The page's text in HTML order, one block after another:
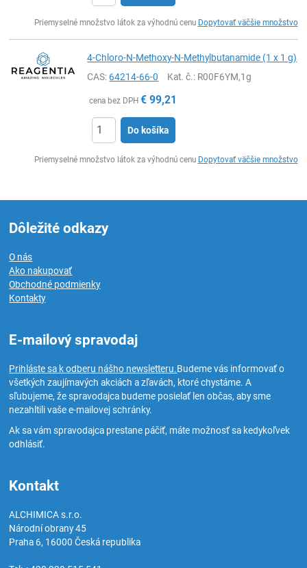
Priemyselné množstvo látok za výhodnú cenu Dopytovať väčšie množstvo
4-Chloro-N-Methoxy-N-Methylbutanamide (1 x 1 g)
CAS:64214-66-0 Kat. č.: R00F6YM,1g
cena bez DPH € 99,21
Do košíka
Priemyselné množstvo látok za výhodnú cenu Dopytovať väčšie množstvo
Dôležité odkazy
O nás
Ako nakupovať
Obchodné podmienky
Kontakty
E-mailový spravodaj
Prihláste sa k odberu nášho newsletteru.Budeme vás informovať o
všetkých zaujímavých akciách a zľavách, ktoré chystáme. A
sľubujeme, že spravodajca budeme posielať len občas, aby sme
nezahltili vaše e-mailovej schránky.
Ak sa vám spravodajca prestane páčiť, máte možnosť sa kedykoľvek
odhlásiť.
Kontakt
ALCHIMICA s.r.o.
Národní obrany 45
Praha 6, 16000Česká republika